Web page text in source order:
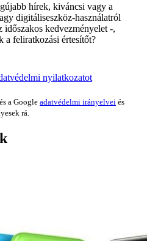
hírek, kiváncsi vagy a
digitáliseszköz-használatról
időszakos kedvezményelet -,
feliratkozási értesítőt?
nyilatkozatot
a Google adatvédelmi irányelvei és
rá.